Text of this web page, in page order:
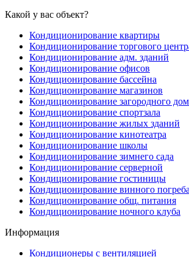
Какой у вас объект?
Кондиционирование квартиры
Кондиционирование торгового
Кондиционирование адм. зданий
Кондиционирование офисов
Кондиционирование бассейна
Кондиционирование магазинов
Кондиционирование загородного
Кондиционирование спортзала
Кондиционирование жилых зданий
Кондиционирование кинотеатра
Кондиционирование школы
Кондиционирование зимнего сада
Кондиционирование серверной
Кондиционирование гостиницы
Кондиционирование винного погреба
Кондиционирование общ. питания
Кондиционирование ночного клуба
Информация
Кондиционеры с вентиляцией